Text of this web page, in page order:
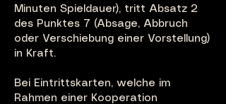
Minuten Spieldauer), tritt Absatz 2
des Punktes 7 (Absage, Abbruch
oder Verschiebung einer Vorstellung)
in Kraft.
Bei Eintrittskarten, welche im
Rahmen einer Kooperation